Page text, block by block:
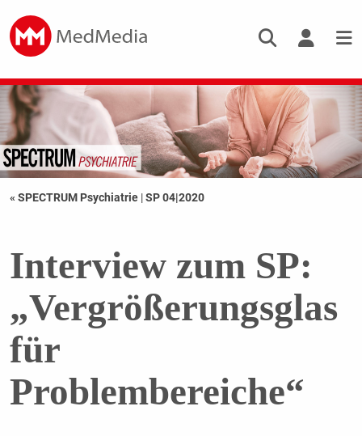
« SPECTRUM Psychiatrie |SP 04|2020
Interview zum SP:
„Vergrößerungsglas
für
Problembereiche“